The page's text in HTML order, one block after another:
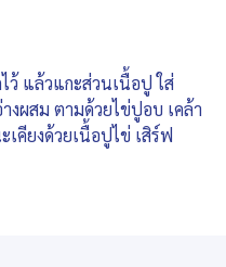
ว้ แล้วแกะส่วนเนื้อปู ใส่
งผสม ตามด้วยไข่ปูอบ เคล้า
คียงด้วยเนื้อปูไข่ เสิร์ฟ